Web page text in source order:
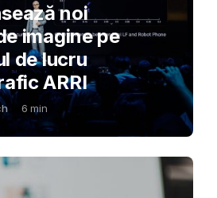
noi
imagine pe
de lucru
ARRI
6 min